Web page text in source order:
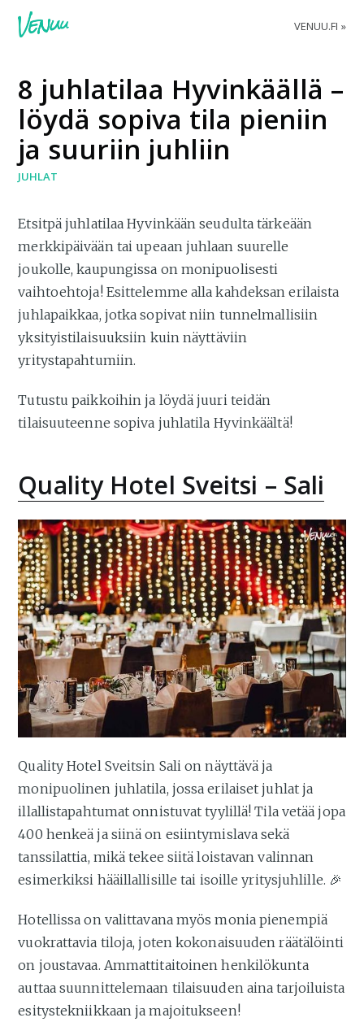
VENUU.FI
8 juhlatilaa Hyvinkäällä –
löydä sopiva tila pieniin
ja suuriin juhliin
JUHLAT
Etsitpä juhlatilaa Hyvinkään seudulta tärkeään
merkkipäivään tai upeaan juhlaan suurelle
joukolle, kaupungissa on monipuolisesti
vaihtoehtoja! Esittelemme alla kahdeksan erilaista
juhlapaikkaa, jotka sopivat niin tunnelmallisiin
yksityistilaisuuksiin kuin näyttäviin
yritystapahtumiin.
Tutustu paikkoihin ja löydä juuri teidän
tilaisuuteenne sopiva juhlatila Hyvinkäältä!
Quality Hotel Sveitsi – Sali
Quality Hotel Sveitsin Sali on näyttävä ja
monipuolinen juhlatila, jossa erilaiset juhlat ja
illallistapahtumat onnistuvat tyylillä! Tila vetää jopa
400 henkeä ja siinä on esiintymislava sekä
tanssilattia, mikä tekee siitä loistavan valinnan
esimerkiksi hääillallisille tai isoille yritysjuhlille. 🎉
Hotellissa on valittavana myös monia pienempiä
vuokrattavia tiloja, joten kokonaisuuden räätälöinti
on joustavaa. Ammattitaitoinen henkilökunta
auttaa suunnittelemaan tilaisuuden aina tarjoiluista
esitystekniikkaan ja majoitukseen!